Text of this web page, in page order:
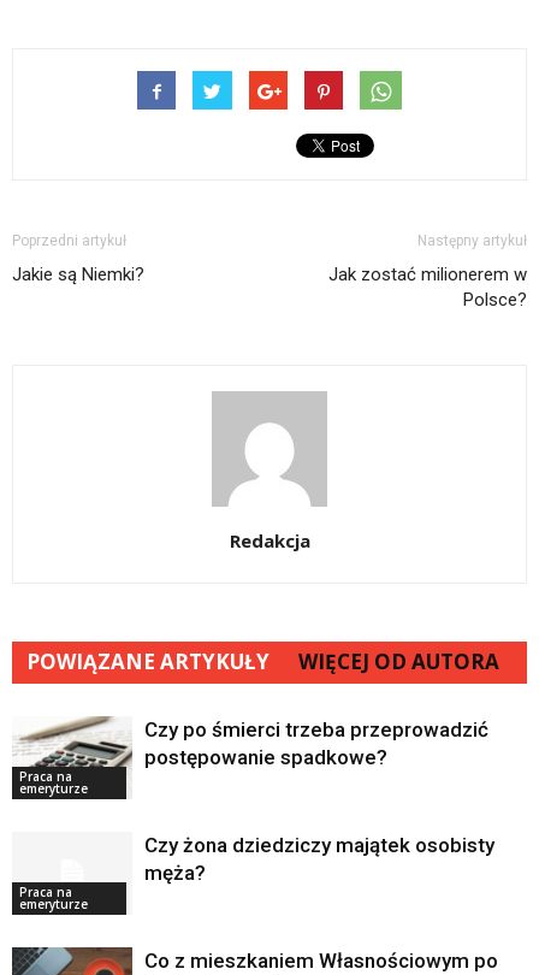
Poprzedni artykuł
Jakie są Niemki?
Następny artykuł
Jak zostać milionerem w
Polsce?
Redakcja
POWIĄZANE ARTYKUŁY WIĘCEJ OD AUTORA
Praca na
emeryturze
Czy po śmierci trzeba przeprowadzić
postępowanie spadkowe?
Praca na
emeryturze
Czy żona dziedziczy majątek osobisty
męża?
Co z mieszkaniem Własnościowym po